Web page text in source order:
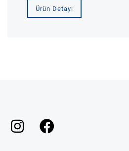
Ürün Detayı